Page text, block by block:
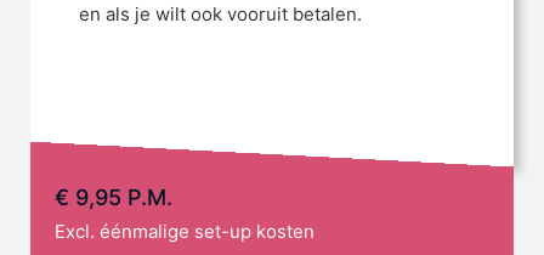
en als je wilt ook vooruit betalen.
€ 9,95 P.M.
Excl. éénmalige set-up kosten